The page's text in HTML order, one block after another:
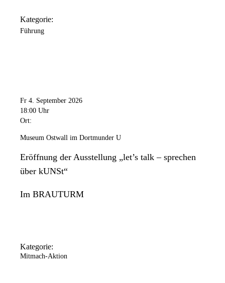
Kategorie:
Führung
Fr 4. September 2026
18:00 Uhr
Ort:
Museum Ostwall im Dortmunder U
Eröffnung der Ausstellung „let’s talk – sprechen
über kUNSt“
Im BRAUTURM
Kategorie:
Mitmach-Aktion